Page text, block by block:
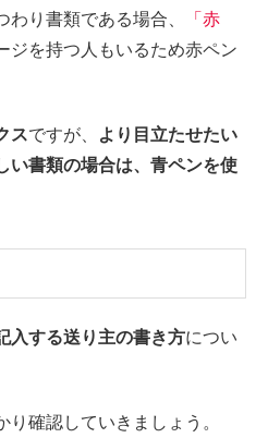
り書類である場合、
「赤
ジを持つ人もいるため赤ペン
スですが、
より目立たせたい
い書類の場合は、青ペンを使
入する送り主の書き方につい
確認していきましょう。